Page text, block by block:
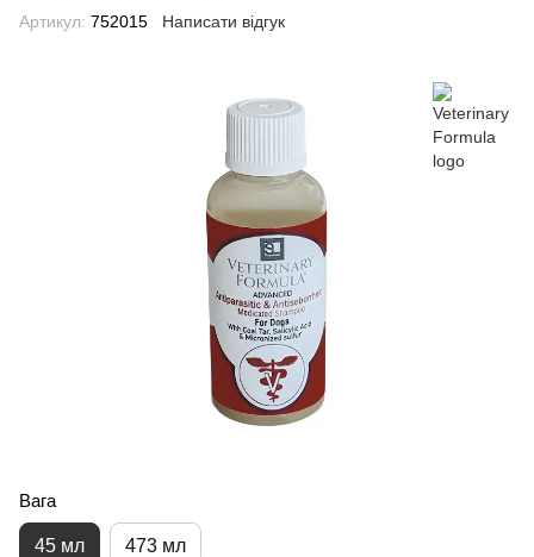
Артикул: 752015 Написати відгук
Вага
45 мл 473 мл